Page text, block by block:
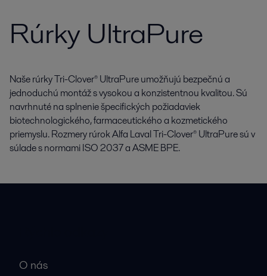
Rúrky UltraPure
Naše rúrky Tri-Clover® UltraPure umožňujú bezpečnú a
jednoduchú montáž s vysokou a konzistentnou kvalitou. Sú
navrhnuté na splnenie špecifických požiadaviek
biotechnologického, farmaceutického a kozmetického
priemyslu. Rozmery rúrok Alfa Laval Tri-Clover® UltraPure sú v
súlade s normami ISO 2037 a ASME BPE.
O nás